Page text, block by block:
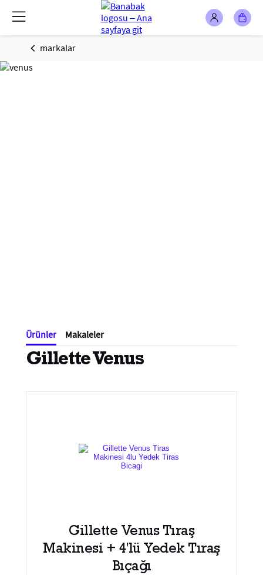
markalar
Ürünler Makaleler
Gillette Venus
Gillette Venus Tıraş
Makinesi + 4'lü Yedek Tıraş
Bıçağı